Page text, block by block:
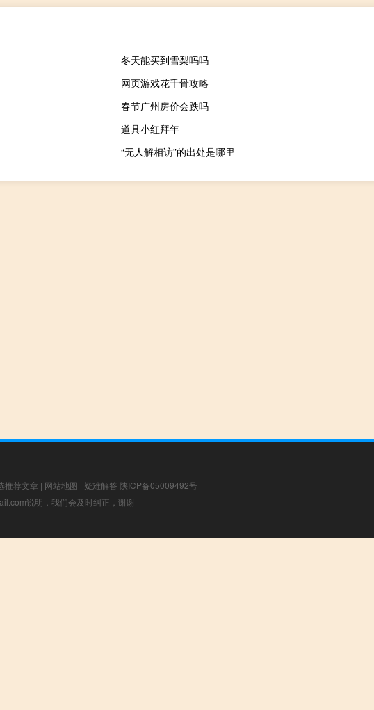
冬天能买到雪梨吗吗
网页游戏花千骨攻略
春节广州房价会跌吗
道具小红拜年
“无人解相访”的出处是哪里
推荐文章 | 网站地图 | 疑难解答 陕ICP备05009492号
说明，我们会及时纠正，谢谢